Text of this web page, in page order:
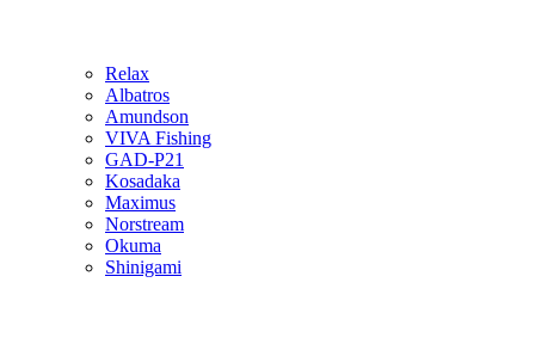
Relax
Albatros
Amundson
VIVA Fishing
GAD-P21
Kosadaka
Maximus
Norstream
Okuma
Shinigami